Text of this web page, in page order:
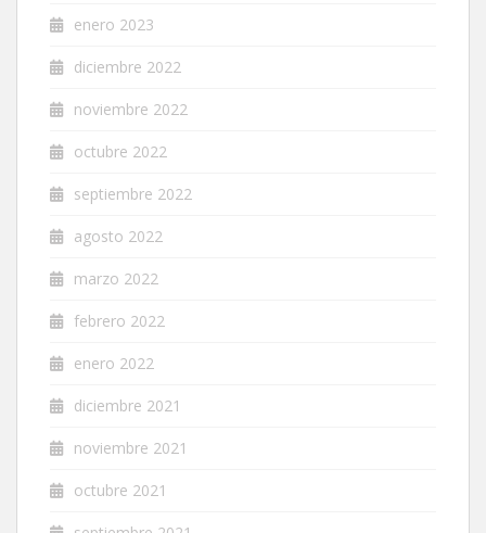
enero 2023
diciembre 2022
noviembre 2022
octubre 2022
septiembre 2022
agosto 2022
marzo 2022
febrero 2022
enero 2022
diciembre 2021
noviembre 2021
octubre 2021